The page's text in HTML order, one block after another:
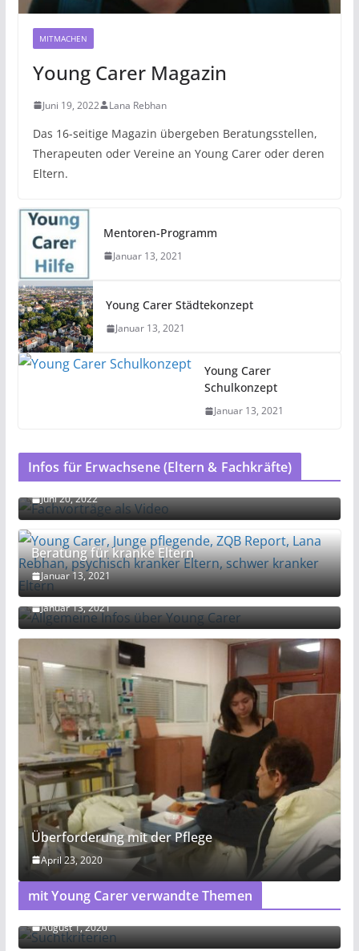
MITMACHEN
Young Carer Magazin
Juni 19, 2022 Lana Rebhan
Das 16-seitige Magazin übergeben Beratungsstellen,
Therapeuten oder Vereine an Young Carer oder deren
Eltern.
Mentoren-Programm
Januar 13, 2021
Young Carer Städtekonzept
Januar 13, 2021
Young Carer
Schulkonzept
Januar 13, 2021
Infos für Erwachsene (Eltern & Fachkräfte)
Fachvorträge als Video
Juni 20, 2022
Beratung für kranke Eltern
Januar 13, 2021
Allgemeine Infos über Young Carer
Januar 13, 2021
Überforderung mit der Pflege
April 23, 2020
mit Young Carer verwandte Themen
Suchtkriterien
August 1, 2020
Gewalt in der Familie